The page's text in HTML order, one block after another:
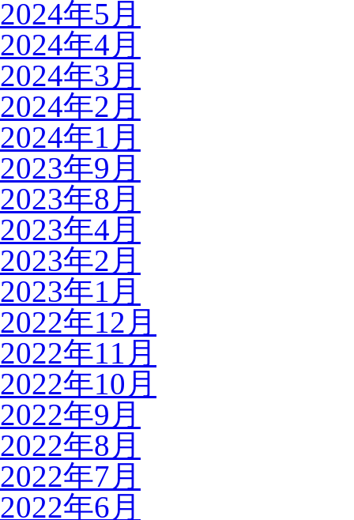
2024年5月
2024年4月
2024年3月
2024年2月
2024年1月
2023年9月
2023年8月
2023年4月
2023年2月
2023年1月
2022年12月
2022年11月
2022年10月
2022年9月
2022年8月
2022年7月
2022年6月